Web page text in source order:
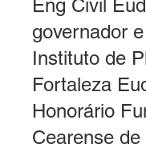
Eng Civil
governador
Instituto de
Fortaleza
Honorário
Cearense